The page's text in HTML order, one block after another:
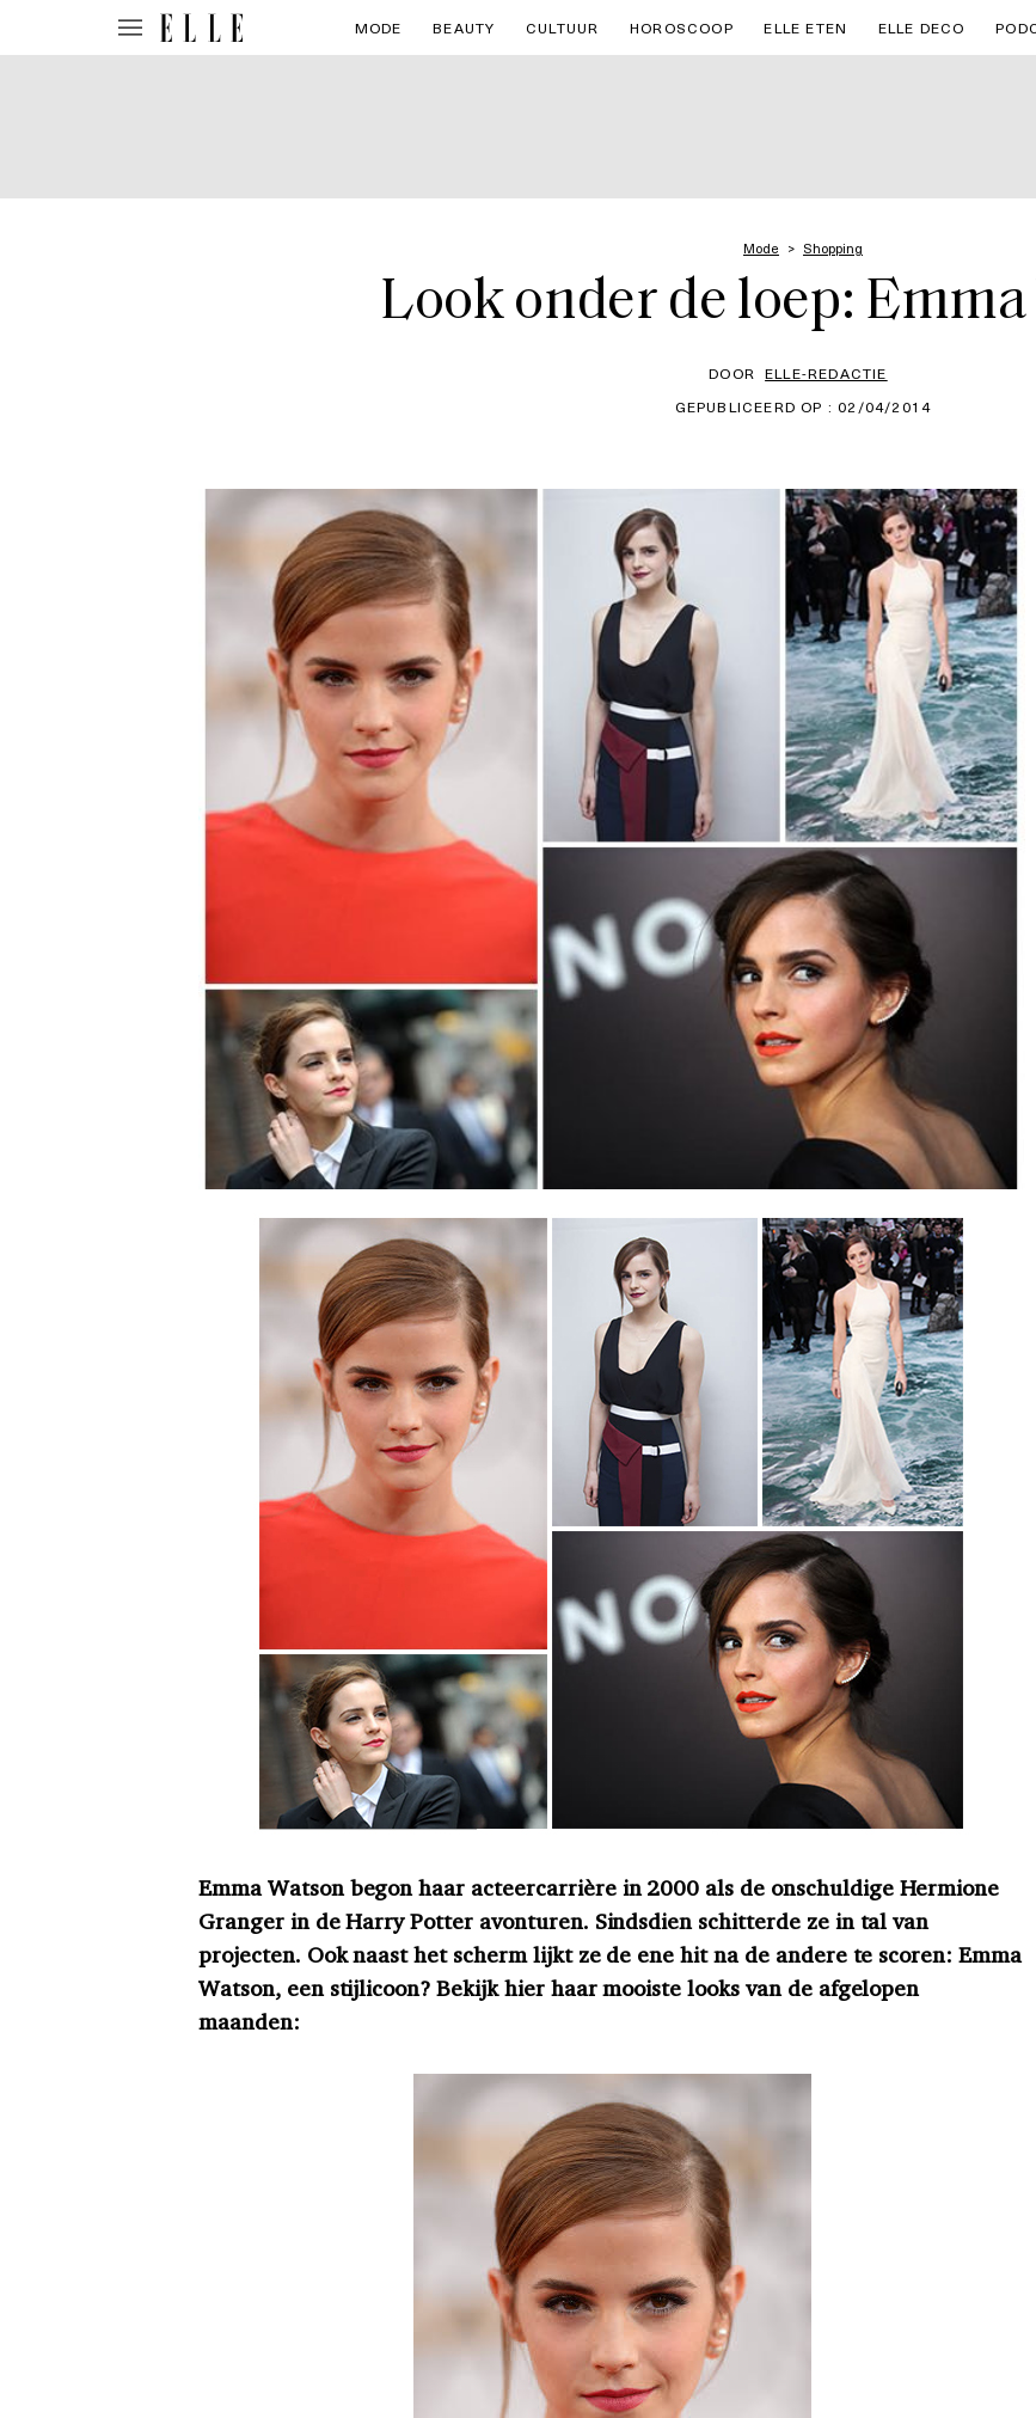
MODE BEAUTY CULTUUR HOROSCOOP ELLE ETEN ELLE DECO
Mode Shopping
Look onder de loep:
DOOR ELLE-REDACTIE
GEPUBLICEERD OP : 02/04/2014
Emma Watson begon haar acteercarrière in 2000 als de onschuldige Hermione
Granger in de Harry Potter avonturen. Sindsdien schitterde ze in tal van
projecten. Ook naast het scherm lijkt ze de ene hit na de andere te scoren: Emma
Watson, een stijlicoon? Bekijk hier haar mooiste looks van de afgelopen
maanden: